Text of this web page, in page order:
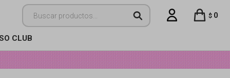
CLUB
$ 0